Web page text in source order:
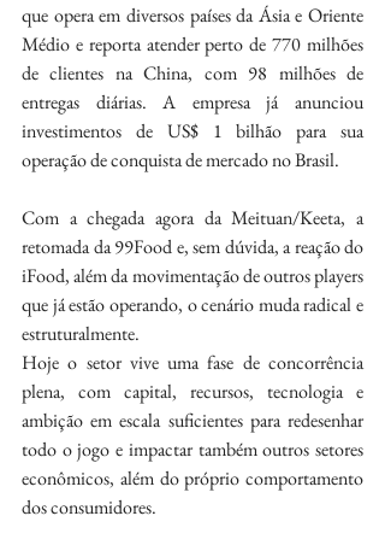
que opera em diversos países da Ásia e Oriente
Médio e reporta atender perto de 770 milhões
de clientes na China, com 98 milhões de
entregas diárias. A empresa já anunciou
investimentos de US$ 1 bilhão para sua
operação de conquista de mercado no Brasil.
Com a chegada agora da Meituan/Keeta, a
retomada da 99Food e, sem dúvida, a reação do
iFood, além da movimentação de outros players
que já estão operando, o cenário muda radical e
estruturalmente.
Hoje o setor vive uma fase de concorrência
plena, com capital, recursos, tecnologia e
ambição em escala suficientes para redesenhar
todo o jogo e impactar também outros setores
econômicos, além do próprio comportamento
dos consumidores.